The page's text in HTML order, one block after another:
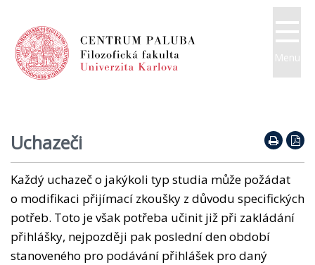
Uchazeči
Každý uchazeč o jakýkoli typ studia může požádat
o modifikaci přijímací zkoušky z důvodu specifických
potřeb. Toto je však potřeba učinit již při zakládání
přihlášky, nejpozději pak poslední den období
stanoveného pro podávání přihlášek pro daný
Menu